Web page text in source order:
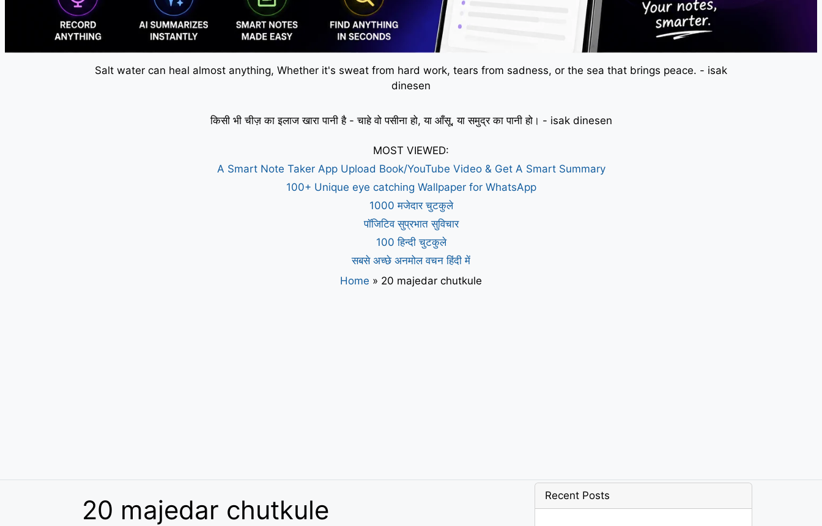
Salt water can heal almost anything, Whether it's sweat from hard work, tears from sadness, or the sea that brings peace. - isak
dinesen
किसी भी चीज़ का इलाज खारा पानी है - चाहे वो पसीना हो, या आँसू, या समुद्र का पानी हो। - isak dinesen
MOST VIEWED:
A Smart Note Taker App Upload Book/YouTube Video & Get A Smart Summary
100+ Unique eye catching Wallpaper for WhatsApp
1000 मजेदार चुटकुले
पॉजिटिव सुप्रभात सुविचार
100 हिन्दी चुटकुले
सबसे अच्छे अनमोल वचन हिंदी में
Home » 20 majedar chutkule
20 majedar chutkule Recent Posts